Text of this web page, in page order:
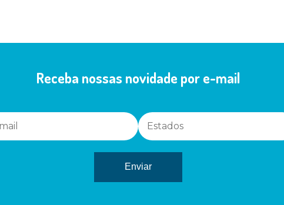
Receba nossas novidade por e-mail